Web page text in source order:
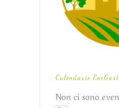
Calendario
Non ci sono